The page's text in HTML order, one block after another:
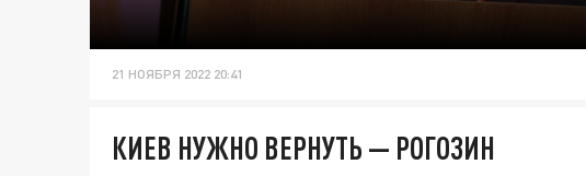
21 НОЯБРЯ 2022 20:41
КИЕВ НУЖНО ВЕРНУТЬ — РОГОЗИН